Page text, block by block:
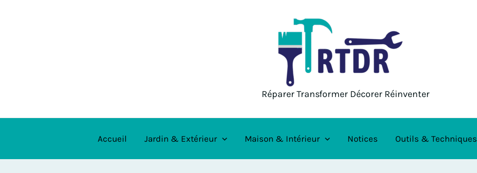
Réparer Transformer Décorer Réinventer
Accueil Jardin & Extérieur Maison & Intérieur Notices Outils & Techniques